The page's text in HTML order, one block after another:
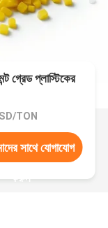
গ্রেড প্লাস্টিকের
TON
সাথে যোগাযোগ
করুন